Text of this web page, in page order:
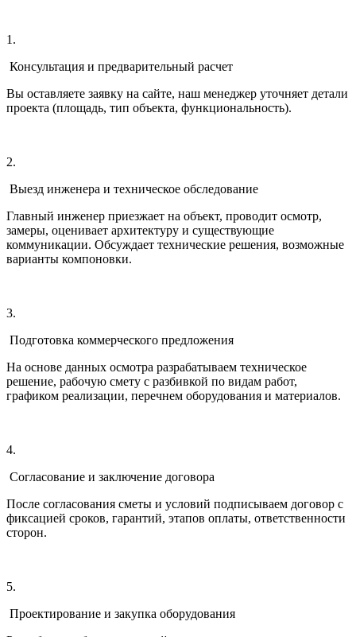
1.
Консультация и предварительный расчет
Вы оставляете заявку на сайте, наш менеджер уточняет детали
проекта (площадь, тип объекта, функциональность).
2.
Выезд инженера и техническое обследование
Главный инженер приезжает на объект, проводит осмотр,
замеры, оценивает архитектуру и существующие
коммуникации. Обсуждает технические решения, возможные
варианты компоновки.
3.
Подготовка коммерческого предложения
На основе данных осмотра разрабатываем техническое
решение, рабочую смету с разбивкой по видам работ,
графиком реализации, перечнем оборудования и материалов.
4.
Согласование и заключение договора
После согласования сметы и условий подписываем договор с
фиксацией сроков, гарантий, этапов оплаты, ответственности
сторон.
5.
Проектирование и закупка оборудования